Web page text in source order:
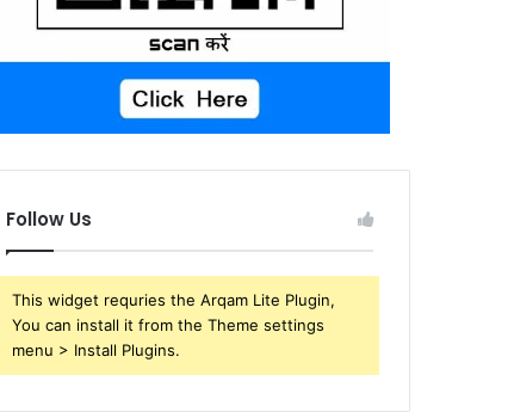
Follow Us
This widget requries the Arqam Lite Plugin,
You can install it from the Theme settings
menu > Install Plugins.